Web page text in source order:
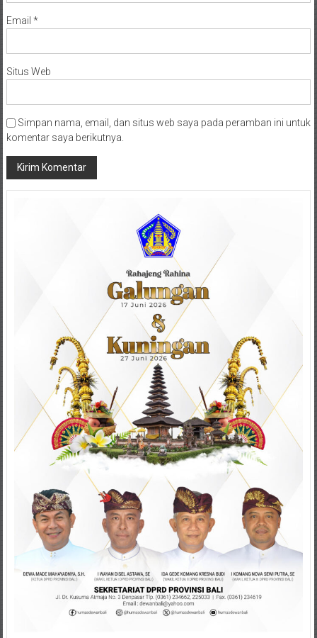
Email *
Situs Web
Simpan nama, email, dan situs web saya pada peramban ini untuk
komentar saya berikutnya.